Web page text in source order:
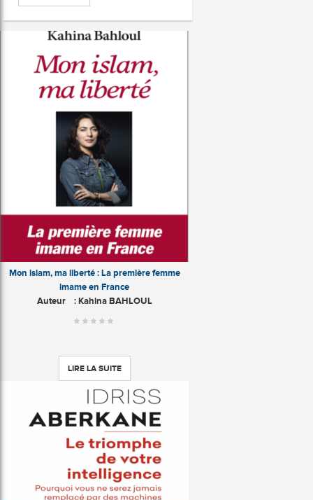
Mon islam, ma liberté : La première femme
imame en France
Auteur: Kahina BAHLOUL
LIRE LA SUITE